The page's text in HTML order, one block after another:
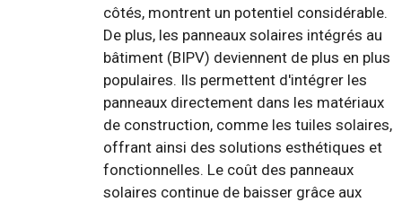
côtés, montrent un potentiel considérable.
De plus, les panneaux solaires intégrés au
bâtiment (BIPV) deviennent de plus en plus
populaires. Ils permettent d'intégrer les
panneaux directement dans les matériaux
de construction, comme les tuiles solaires,
offrant ainsi des solutions esthétiques et
fonctionnelles. Le coût des panneaux
solaires continue de baisser grâce aux